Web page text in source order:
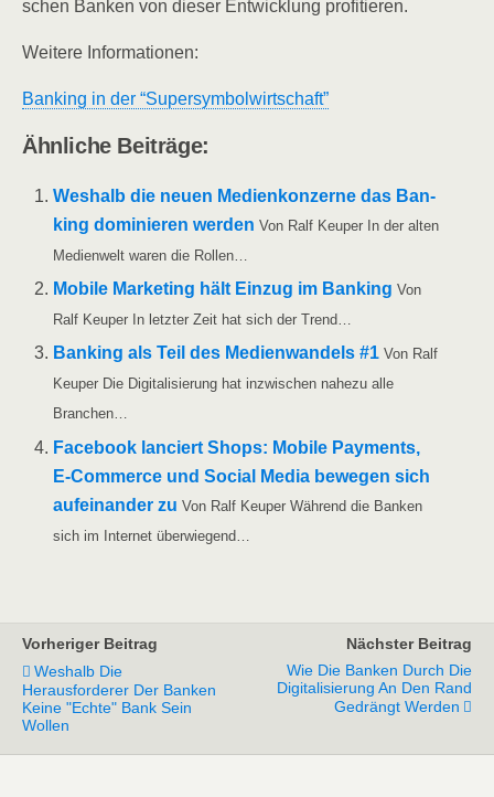
schen Ban­ken von die­ser Ent­wick­lung profitieren.
Wei­te­re Informationen:
Ban­king in der “Super­sym­bol­wirt­schaft”
Ähn­li­che Beiträge:
Wes­halb die neu­en Medi­en­kon­zer­ne das Ban­
king domi­nie­ren wer­den Von Ralf Keu­per In der alten
Medi­en­welt waren die Rollen…
Mobi­le Mar­ke­ting hält Ein­zug im Ban­king Von
Ralf Keu­per In letz­ter Zeit hat sich der Trend…
Ban­king als Teil des Medi­en­wan­dels #1 Von Ralf
Keu­per Die Digi­ta­li­sie­rung hat inzwi­schen nahe­zu alle
Branchen…
Face­book lan­ciert Shops: Mobi­le Pay­ments,
E‑Commerce und Social Media bewe­gen sich
auf­ein­an­der zu Von Ralf Keu­per Wäh­rend die Ban­ken
sich im Inter­net überwiegend…
Vorheriger Beitrag
Weshalb Die
Herausforderer Der Banken
Keine "echte" Bank Sein
Wollen
Nächster Beitrag
Wie Die Banken Durch Die
Digitalisierung An Den Rand
Gedrängt Werden